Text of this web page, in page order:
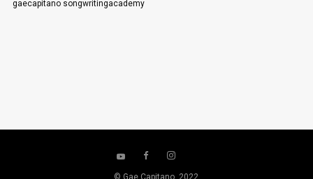
gaecapitano songwritingacademy
© Gae Capitano, 2022